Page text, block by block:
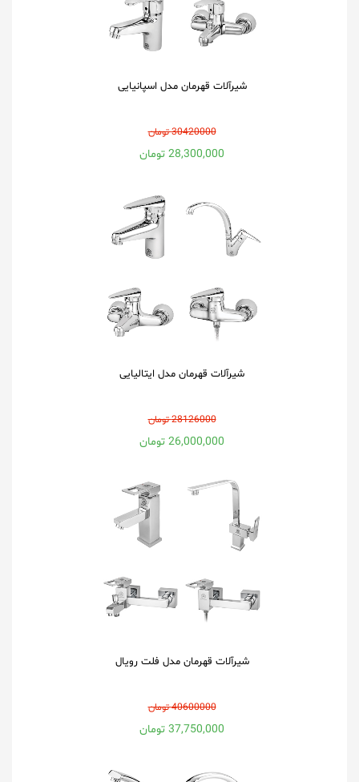
شیرآلات قهرمان مدل اسپانیایی
30420000 تومان
28,300,000 تومان
شیرآلات قهرمان مدل ایتالیایی
28126000 تومان
26,000,000 تومان
شیرآلات قهرمان مدل فلت رویال
40600000 تومان
37,750,000 تومان